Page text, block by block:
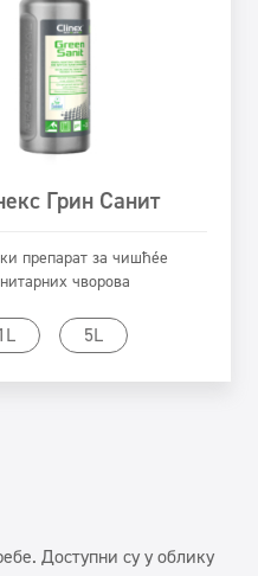
Грин Санит
препарат за чишћење
чворова
1L 5L
proizvod
Доступни су у облику